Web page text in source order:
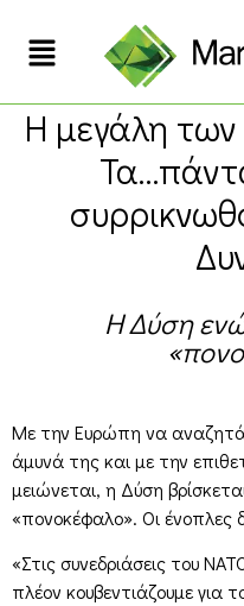
Η μεγάλη
Η Δύση
Με την Ευρώπη να
άμυνά της και με την
μειώνεται, η Δύση
«πονοκέφαλο». Οι ένοπλες
«Στις συνεδριάσεις του
πλέον κουβεντιάζουμε